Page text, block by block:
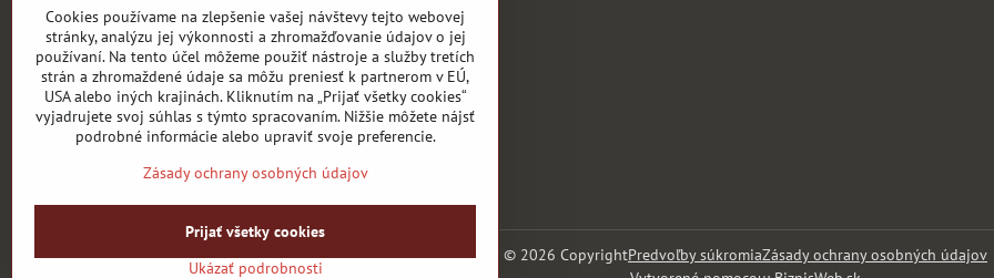
Z TECHNICKÝCH PRÍČIN ZATVORENÁ.
Testujeme produkty na budúcu sezónu.
Za prípadné komplikácie sa ospravedlňujeme!
V pondelok vás radi privítame.
Keď tak volajte 0918 368 061.
Zodpovedný vedúci: Martin Remiaš
© 2026 CopyrightPredvoľby súkromiaZásady ochrany osobných údajov
Cookies používame na zlepšenie vašej návštevy tejto webovej
stránky, analýzu jej výkonnosti a zhromažďovanie údajov o jej
používaní. Na tento účel môžeme použiť nástroje a služby tretích
strán a zhromaždené údaje sa môžu preniesť k partnerom v EÚ,
USA alebo iných krajinách. Kliknutím na „Prijať všetky cookies“
vyjadrujete svoj súhlas s týmto spracovaním. Nižšie môžete nájsť
podrobné informácie alebo upraviť svoje preferencie.
Zásady ochrany osobných údajov
Ukázať podrobnosti
Prijať všetky cookies